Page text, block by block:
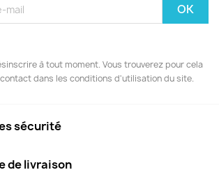
à tout moment. Vous trouverez pour cela
dans les conditions d'utilisation du site.
sécurité
de livraison